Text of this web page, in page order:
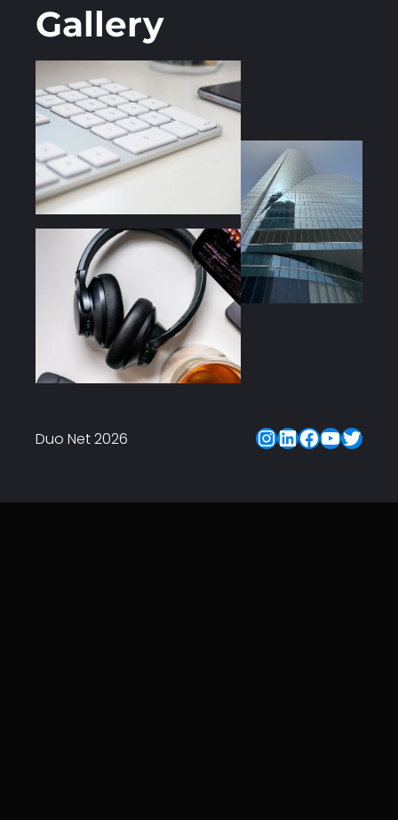
Gallery
Duo Net 2026 Instagram
LinkedIn